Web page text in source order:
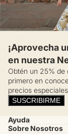
¡Aprovecha
en nuestra
Obtén un 25% de
primero en
precios
SUSCRIBIRME
Ayuda
Sobre Nosotros